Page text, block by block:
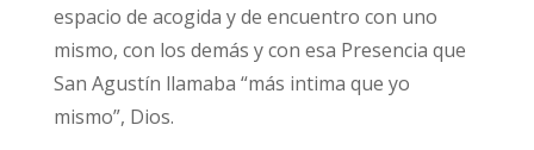
espacio de acogida y de encuentro con uno
mismo, con los demás y con esa Presencia que
San Agustín llamaba “más intima que yo
mismo”, Dios.